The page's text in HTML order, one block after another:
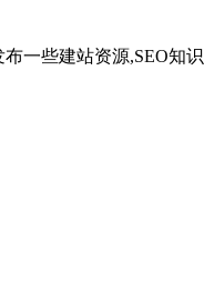
一些建站资源,SEO知